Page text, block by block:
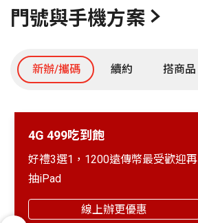
門號與手機方案
新辦/攜碼 續約 搭商品
4G 499吃到飽
好禮3選1，1200遠傳幣最受歡迎再
抽iPad
線上辦更優惠